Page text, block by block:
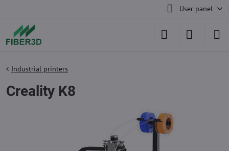
User panel
Industrial printers
Creality K8